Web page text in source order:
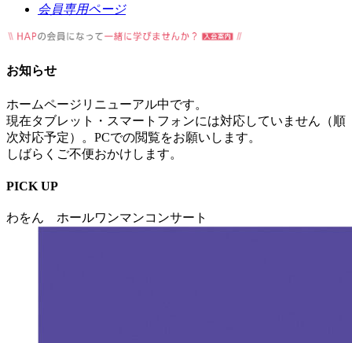
会員専用ページ
お知らせ
ホームページリニューアル中です。
現在タブレット・スマートフォンには対応していません（順
次対応予定）。PCでの閲覧をお願いします。
しばらくご不便おかけします。
PICK UP
わをん ホールワンマンコンサート